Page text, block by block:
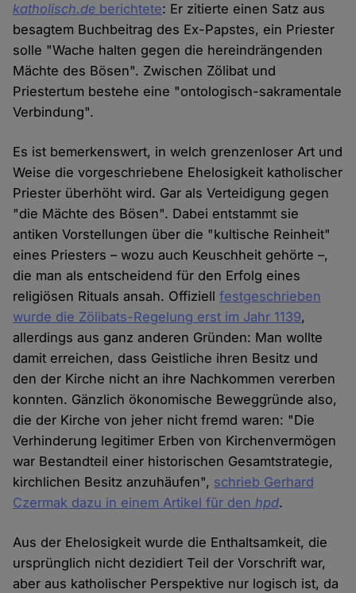
katholisch.de berichtete: Er zitierte einen Satz aus
besagtem Buchbeitrag des Ex-Papstes, ein Priester
solle "Wache halten gegen die hereindrängenden
Mächte des Bösen". Zwischen Zölibat und
Priestertum bestehe eine "ontologisch-sakramentale
Verbindung".
Es ist bemerkenswert, in welch grenzenloser Art und
Weise die vorgeschriebene Ehelosigkeit katholischer
Priester überhöht wird. Gar als Verteidigung gegen
"die Mächte des Bösen". Dabei entstammt sie
antiken Vorstellungen über die "kultische Reinheit"
eines Priesters – wozu auch Keuschheit gehörte –,
die man als entscheidend für den Erfolg eines
religiösen Rituals ansah. Offiziellfestgeschrieben
wurde die Zölibats-Regelung erst im Jahr 1139,
allerdings aus ganz anderen Gründen: Man wollte
damit erreichen, dass Geistliche ihren Besitz und
den der Kirche nicht an ihre Nachkommen vererben
konnten. Gänzlich ökonomische Beweggründe also,
die der Kirche von jeher nicht fremd waren: "Die
Verhinderung legitimer Erben von Kirchenvermögen
war Bestandteil einer historischen Gesamtstrategie,
kirchlichen Besitz anzuhäufen", schrieb Gerhard
Czermak dazu in einem Artikel für denhpd.
Aus der Ehelosigkeit wurde die Enthaltsamkeit, die
ursprünglich nicht dezidiert Teil der Vorschrift war,
aber aus katholischer Perspektive nur logisch ist, da